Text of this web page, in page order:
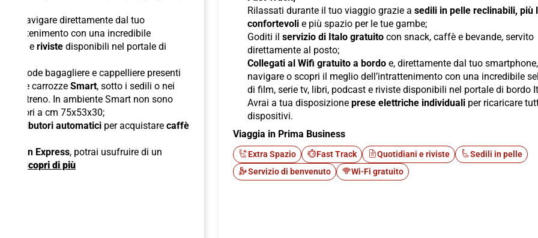
per navigare direttamente dal tuo
con una incredibile
e riviste disponibili nel portale di
comode bagagliere e cappelliere presenti
nelle carrozze Smart, sotto i sedili o nei
del treno. In ambiente Smart non sono
a cm 75x53x30;
distributori automatici per acquistare caffè
Express, potrai usufruire di un
Scopri di più
Rilassati durante il tuo viaggio grazie a sedili in pelle reclinabili, più
confortevoli e più spazio per le tue gambe;
Goditi il servizio di Italo gratuito con snack, caffè e bevande, servito
direttamente al posto;
Collegati al Wifi gratuito a bordo e, direttamente dal tuo
navigare o scopri il meglio dell’intrattenimento con una incredibile
di film, serie tv, libri, podcast e riviste disponibili nel portale di bordo
Avrai a tua disposizione prese elettriche individuali per ricaricare
dispositivi.
Viaggia in Prima Business
Extra Spazio Fast Track Quotidiani e riviste
Sedili in pelle
Servizio di benvenuto
Wi-Fi gratuito